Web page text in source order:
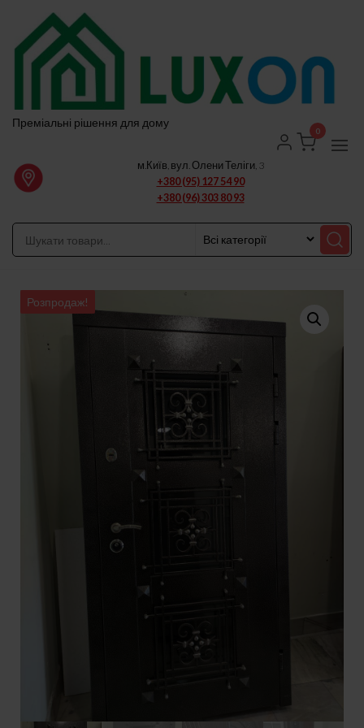
Перейти
вмісту
Преміальні рішення для дому
м.Київ, вул. Олени Теліги, 3
+380 (95) 127 54 90
+380 (96) 303 80 93
0
Розпродаж!